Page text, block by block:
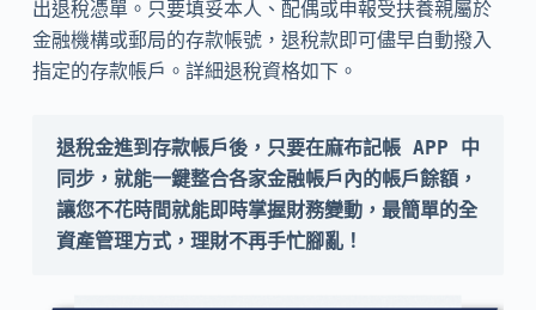
出退稅憑單。只要填妥本人、配偶或申報受扶養親屬於
金融機構或郵局的存款帳號，退稅款即可儘早自動撥入
指定的存款帳戶。詳細退稅資格如下。
退稅金進到存款帳戶後，只要在麻布記帳 APP 中
同步，就能一鍵整合各家金融帳戶內的帳戶餘額，
讓您不花時間就能即時掌握財務變動，最簡單的全
資產管理方式，理財不再手忙腳亂！